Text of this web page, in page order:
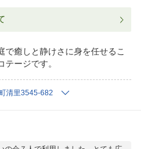
で癒しと静けさに身を任せるこ
ージです。
清里3545-682